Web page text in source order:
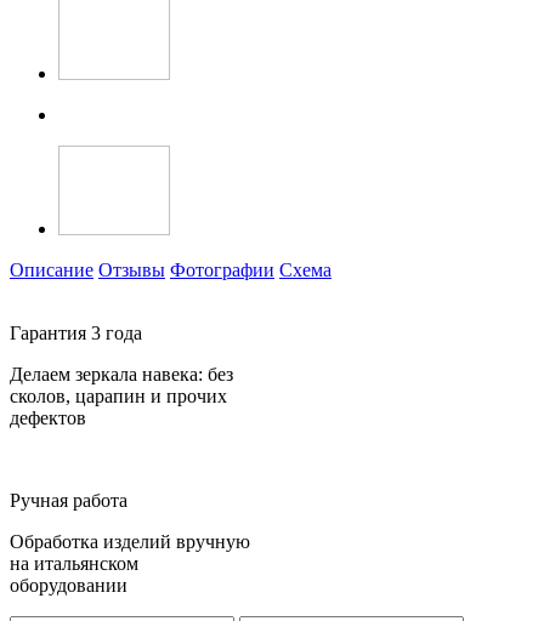
Описание Отзывы Фотографии Схема
Гарантия 3 года
Делаем зеркала навека: без
сколов, царапин и прочих
дефектов
Ручная работа
Обработка изделий вручную
на итальянском
оборудовании